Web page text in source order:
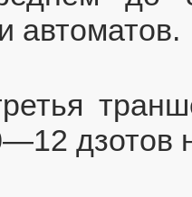
автоматов.
дзотов